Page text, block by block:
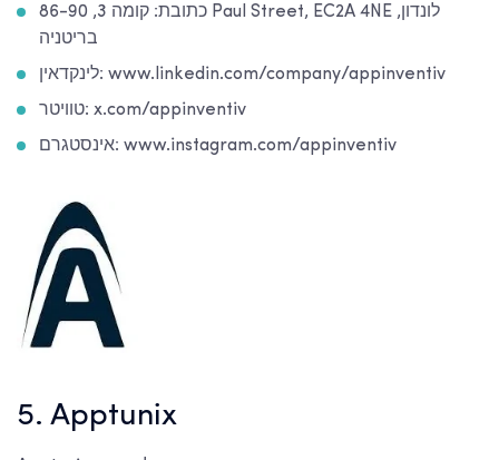
כתובת: קומה 3, 86-90 Paul Street, EC2A 4NE לונדון,
בריטניה
לינקדאין: www.linkedin.com/company/appinventiv
טוויטר: x.com/appinventiv
אינסטגרם: www.instagram.com/appinventiv
5. Apptunix